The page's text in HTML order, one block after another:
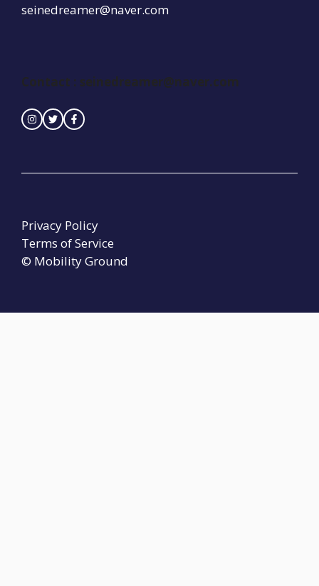
seinedreamer@naver.com
Contact : seinedreamer@naver.com
© Mobility Ground
Privacy Policy
Terms of Service